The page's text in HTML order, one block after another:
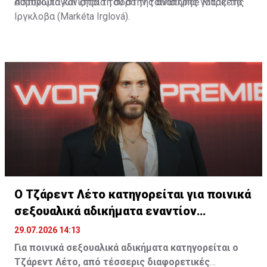
Ιργκλοβα (Markéta Irglová).
Ο Τζάρεντ Λέτο κατηγορείται για ποινικά
σεξουαλικά αδικήματα εναντίον
ανήλικων
29.07.2026 14:13
Για ποινικά σεξουαλικά αδικήματα κατηγορείται ο
Τζάρεντ Λέτο, από τέσσερις διαφορετικές